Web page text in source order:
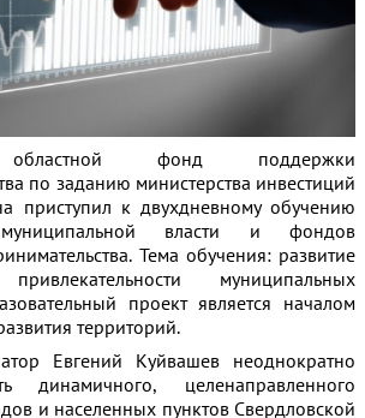
областной фонд поддержки
по заданию министерства инвестиций
приступил к двухдневному обучению
муниципальной власти и фондов
Тема обучения: развитие
муниципальных
проект является началом
территорий.
Евгений Куйвашев неоднократно
динамичного, целенаправленного
и населенных пунктов Свердловской